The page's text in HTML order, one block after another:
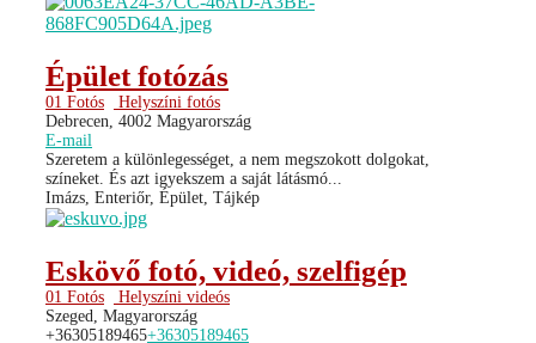
Épület fotózás
01 Fotós
Helyszíni fotós
Debrecen, 4002 Magyarország
E-mail
Szeretem a különlegességet, a nem megszokott dolgokat,
színeket. És azt igyekszem a saját látásmó...
Imázs, Enteriőr, Épület, Tájkép
Eskövő fotó, videó, szelfigép
01 Fotós
Helyszíni videós
Szeged, Magyarország
+36305189465+36305189465